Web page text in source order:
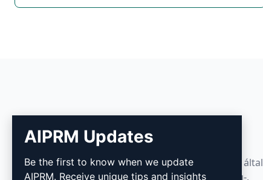
AIPRM
Az AIPRM egy promptkezelő eszköz és közösség által
fejlesztett promptkönyvtár. Teljesítsen marketing-,
AIPRM Updates
Be the first to know when we update
AIPRM. Receive unique tips and insights